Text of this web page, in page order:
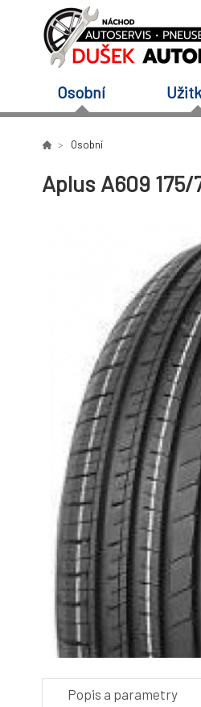
Osobní
Osobní
Aplus A609 175/
Popis a parametry